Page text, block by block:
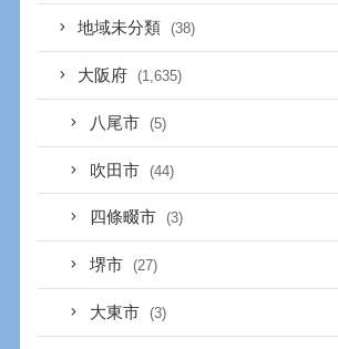
地域未分類 (38)
大阪府 (1,635)
八尾市 (5)
吹田市 (44)
四條畷市 (3)
堺市 (27)
大東市 (3)